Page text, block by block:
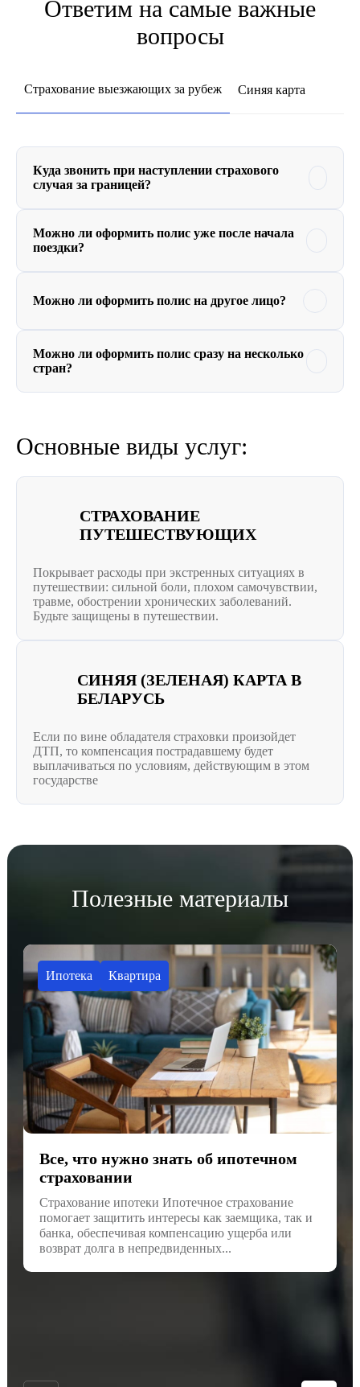
Ответим на самые важные
вопросы
Страхование выезжающих за рубеж Синяя карта
Куда звонить при наступлении страхового
случая за границей?
Можно ли оформить полис уже после начала
поездки?
Можно ли оформить полис на другое лицо?
Можно ли оформить полис сразу на несколько
стран?
Основные виды услуг:
СТРАХОВАНИЕ
ПУТЕШЕСТВУЮЩИХ
Покрывает расходы при экстренных ситуациях в
путешествии: сильной боли, плохом самочувствии,
травме, обострении хронических заболеваний.
Будьте защищены в путешествии.
СИНЯЯ (ЗЕЛЕНАЯ) КАРТА В
БЕЛАРУСЬ
Если по вине обладателя страховки произойдет
ДТП, то компенсация пострадавшему будет
выплачиваться по условиям, действующим в этом
государстве
Полезные материалы
Ипотека Квартира
Все, что нужно знать об ипотечном
страховании
Страхование ипотеки Ипотечное страхование
помогает защитить интересы как заемщика, так и
банка, обеспечивая компенсацию ущерба или
возврат долга в непредвиденных...